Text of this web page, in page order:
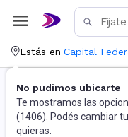
Estás en Capital
No pudimos ubicarte
Te mostramos las
(1406). Podés cambiar
quieras.